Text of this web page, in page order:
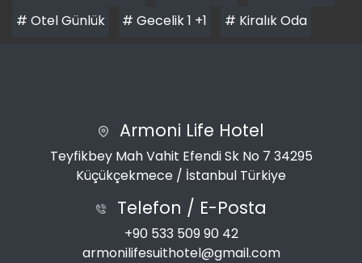
# Otel Günlük
# Gecelik 1 +1 # Kiralık Oda
Armoni Life Hotel
Teyfikbey Mah Vahit Efendi Sk No 7 34295
Küçükçekmece / İstanbul Türkiye
Telefon / E-Posta
+90 533 509 90 42
armonilifesuithotel@gmail.com